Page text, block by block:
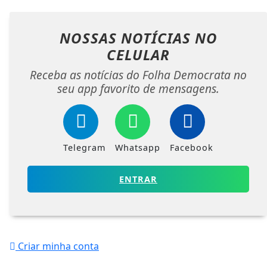
NOSSAS NOTÍCIAS NO
CELULAR
Receba as notícias do Folha Democrata no
seu app favorito de mensagens.
Telegram Whatsapp Facebook
ENTRAR
Criar minha conta